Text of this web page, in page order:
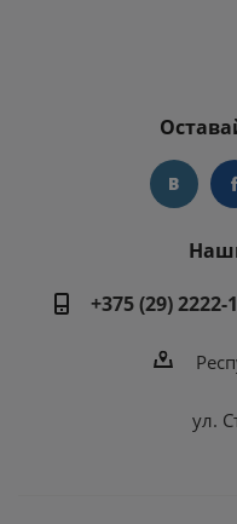
+375 (29) 2222-
ул.